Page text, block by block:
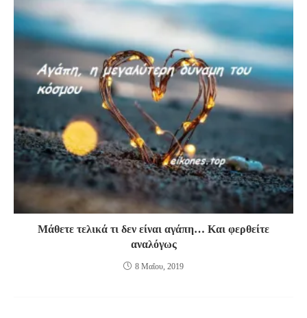
Μάθετε τελικά τι δεν είναι αγάπη… Και φερθείτε
αναλόγως
8 Μαΐου, 2019